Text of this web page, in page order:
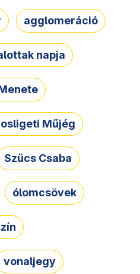
agglomeráció
napja
Műjég
Szűcs Csaba
ólomcsövek
vonaljegy